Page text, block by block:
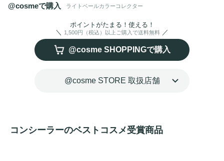
肌悩みに合わせて、細かくトーンを補正
※補色理論に基づき、色ムラを自然に整えて澄んだ肌印象に
@cosmeで購入 ライトベールカラーコレクター
ポイントがたまる！使える！
1,500円（税込）以上ご購入で送料無料
@cosme SHOPPINGで購入
@cosme STORE 取扱店舗
コンシーラーのベストコスメ受賞商品